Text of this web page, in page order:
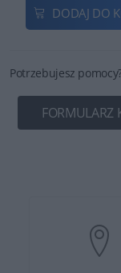
DODAJ DO
Potrzebujesz
FORMULARZ